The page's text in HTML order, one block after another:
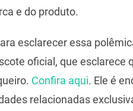
e do produto.
esclarecer essa
oficial, que esclarece
Confira aqui. Ele é
relacionadas